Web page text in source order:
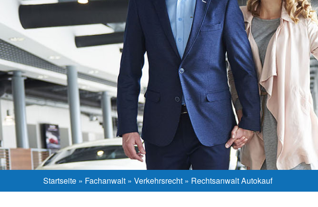
Startseite » Fachanwalt » Verkehrsrecht » Rechtsanwalt Autokauf